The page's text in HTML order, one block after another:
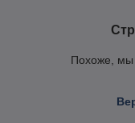
Похоже, мы